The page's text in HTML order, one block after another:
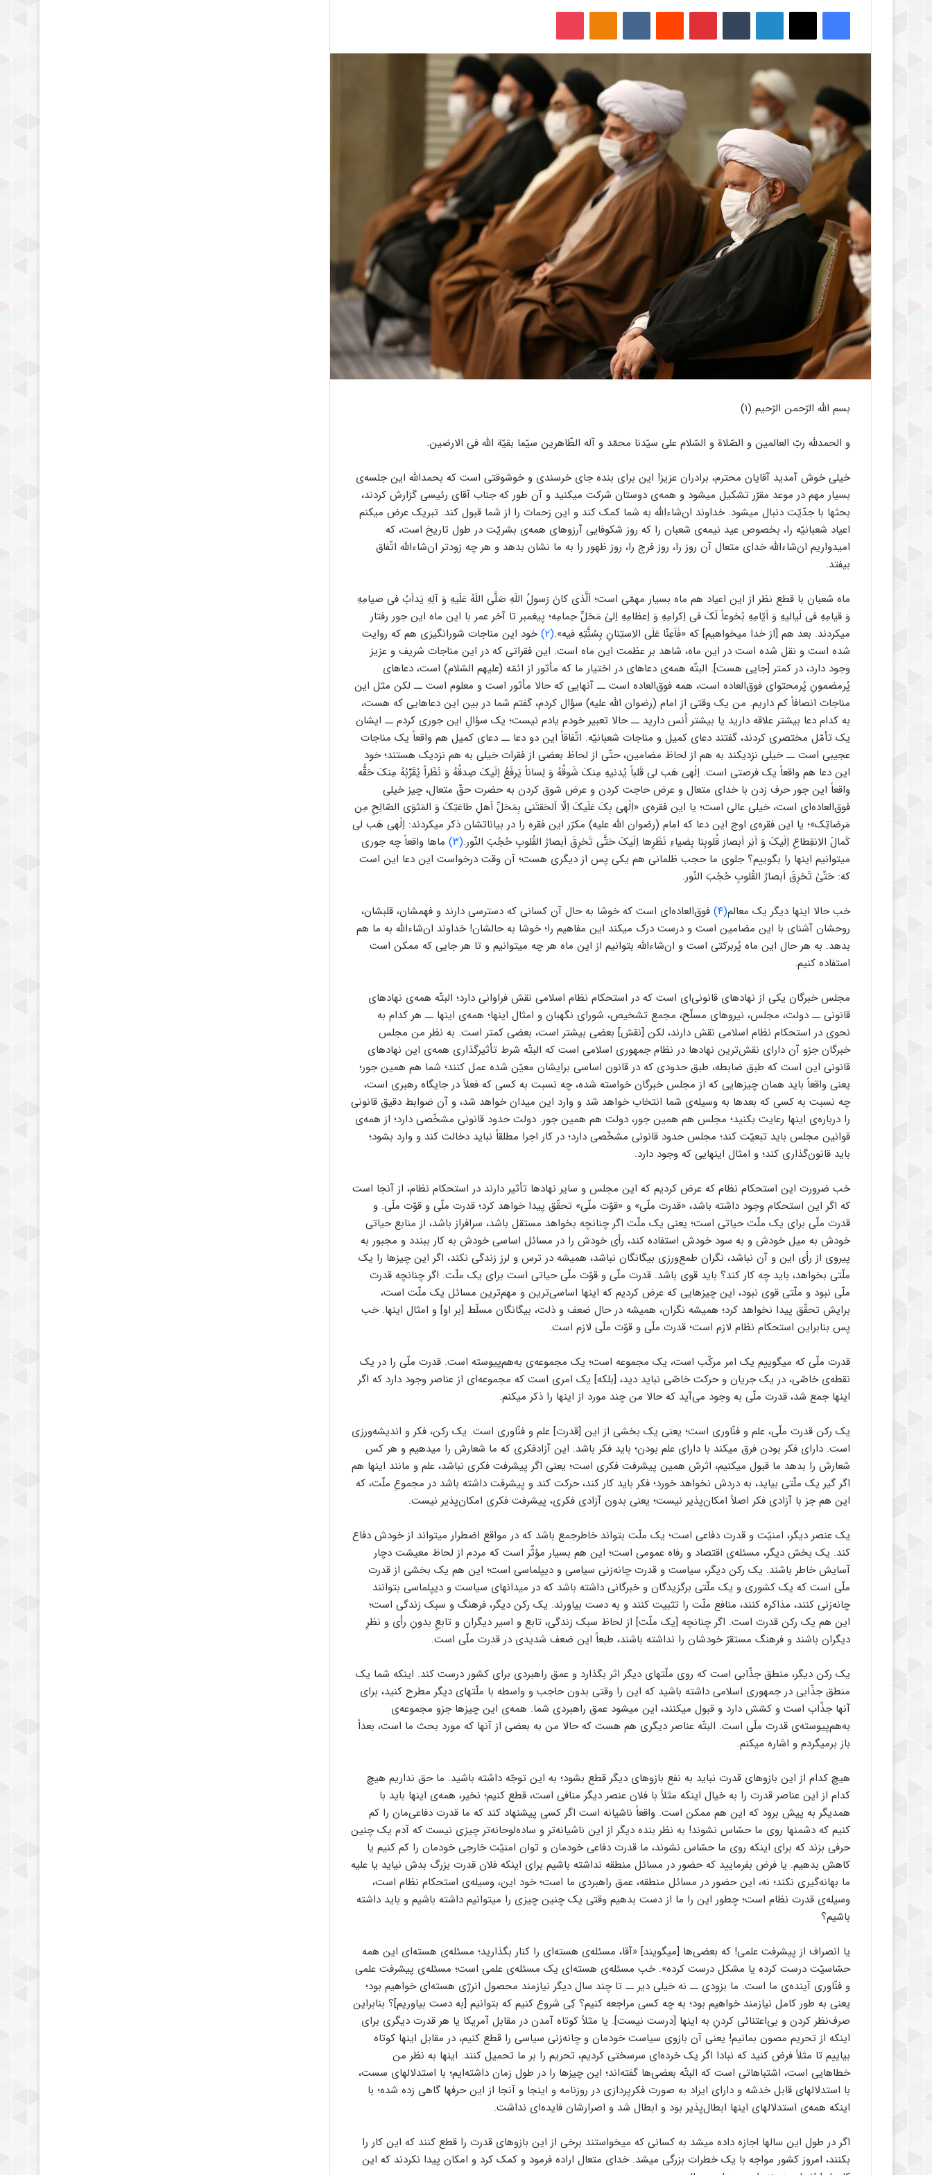
فیس بوک لینکدین ‫پین‌ترست ‫رددیت
بسم الله الرّحمن الرّحیم (۱)
و الحمدلله ربّ العالمین و الصّلاة و السّلام علی سیّدنا محمّد و آله الطّاهرین سیّما بقیّة الله فی الارضین.
خیلی خوش ‌آمدید آقایان محترم، برادران عزیز! این برای بنده جای خرسندی و خوشوقتی است که بحمدالله این جلسه‌ی
بسیار مهم در موعد مقرّر تشکیل میشود و همه‌ی دوستان شرکت میکنید و آن طور که جناب آقای رئیسی گزارش کردند،
بحثها با جدّیّت دنبال میشود. خداوند ان‌شاءالله به شما کمک کند و این زحمات را از شما قبول کند. تبریک عرض میکنم
اعیاد شعبانیّه را، بخصوص عید نیمه‌ی شعبان را که روز شکوفایی آرزوهای همه‌ی بشریّت در طول تاریخ است، که
امیدواریم ان‌شاءالله خدای متعال آن روز را، روز فرج را، روز ظهور را به ما نشان بدهد و هر چه زودتر ان‌شاءالله اتّفاق
بیفتد.
ماه شعبان با قطع نظر از این اعیاد هم ماه بسیار مهمّی است؛ اَلَّذى‌ کانَ رَسولُ اللَهِ صَلَّى اللَهُ عَلَیهِ وَ آلِهِ یَداَبُ فى‌ صیامِهِ‌
وَ قیامِهِ فى‌ لَیالیهِ وَ اَیّامِهِ بُخوعاً لَکَ فى‌ اِکرامِهِ وَ اِعظامِهِ اِلىٰ‌ مَحَلِّ‌ حِمامِه؛ پیغمبر تا آخر عمر با این ماه این‌ جور رفتار
میکردند. بعد هم [از خدا میخواهیم] که «فَاَعِنّا عَلَى الاِستِنانِ بِسُنَّتِهِ فیه».(۲)
خود این مناجات شورانگیزی هم که روایت
شده است و نقل شده است در این ماه، شاهد بر عظمت این ماه است. این فقراتی که در این مناجات شریف و عزیز
وجود دارد، در کمتر [جایی هست]. البتّه همه‌ی دعاهای در اختیار ما که مأثور از ائمّه (علیهم‌ السّلام) است، دعاهای
پُرمضمونِ پُرمحتوای فوق‌العاده است، همه فوق‌العاده است ــ آنهایی که حالا مأثور است و معلوم است ــ لکن مثل این
مناجات انصافاً کم داریم. من یک وقتی از امام (رضوان ‌الله ‌علیه) سؤال کردم، گفتم شما در بین این دعاهایی که هست،
به کدام دعا بیشتر علاقه دارید یا بیشتر اُنس دارید ــ حالا تعبیر خودم یادم نیست؛ یک سؤالِ این‌ جوری کردم ــ ایشان
یک تأمّل مختصری کردند، گفتند دعای کمیل و مناجات شعبانیّه. اتّفاقاً این دو دعا ــ ‌دعای کمیل هم واقعاً یک مناجات
عجیبی است ــ خیلی نزدیکند به هم از لحاظ مضامین، حتّی از لحاظ بعضی از فقرات خیلی به هم نزدیک هستند؛ خود
این دعا هم واقعاً یک فرصتی است. اِلٰهی هَب لی‌ قَلباً یُدنیهِ مِنکَ شَوقُهُ وَ لِساناً یَرفَعُ اِلَیکَ صِدقُهُ وَ نَظَراً یُقَرِّبُهُ مِنکَ حَقُّه.
واقعاً این ‌جور حرف زدن با خدای متعال و عرض حاجت کردن و عرض شوق کردن به حضرت حقّ متعال، چیز خیلی
فوق‌العاده‌ای است، خیلی عالی است؛ یا این فقره‌ی «اِلٰهی بِکَ عَلَیکَ اِلّا اَلحَقتَنى‌ بِمَحَلِّ اَهلِ طاعَتِکَ وَ المَثوَى الصّالِحِ مِن
مَرضاتِک»؛ یا این فقره‌ی اوج این دعا که امام (رضوان ‌الله‌ علیه) مکرّر این فقره را در بیاناتشان ذکر میکردند: اِلٰهى‌ هَب لى‌
کَمالَ الاِنقِطاعِ اِلَیکَ وَ اَنِر اَبصارَ قُلوبِنا بِضیاءِ نَظَرِها اِلَیکَ حَتَّى‌ تَخرِقَ اَبصارُ القُلوبِ حُجُبَ النّور.(۳)
ماها واقعاً چه جوری
میتوانیم اینها را بگوییم؟ جلوی ما حجب ظلمانی هم یکی پس از دیگری هست؛ آن وقت درخواست این دعا این است
که: حَتّىٰ‌ تَخرِقَ اَبصارُ القُلوبِ حُجُبَ النّور.
خب حالا اینها دیگر یک معالم(۴)
فوق‌العاده‌ای است که خوشا به حال آن کسانی که دسترسی دارند و فهمشان، قلبشان،
روحشان آشنای با این مضامین است و درست درک میکند این مفاهیم را؛ خوشا به حالشان! خداوند ان‌شاءالله به ما هم
بدهد. به ‌هر حال این ماه پُربرکتی است و ان‌شاءالله بتوانیم از این ماه هر چه میتوانیم و تا هر جایی که ممکن است
استفاده کنیم.
مجلس خبرگان یکی از نهادهای قانونی‌ای است که در استحکام نظام اسلامی نقش فراوانی دارد؛ البتّه همه‌ی نهادهای
قانونی ــ دولت، مجلس، نیروهای مسلّح، مجمع تشخیص، شورای نگهبان و امثال اینها؛ همه‌ی اینها ــ هر کدام به
نحوی در استحکام نظام اسلامی نقش دارند، لکن [نقش] بعضی بیشتر است، بعضی کمتر است. به نظر من مجلس
خبرگان جزو آن دارای نقش‌ترین نهادها در نظام جمهوری اسلامی است که البتّه شرط تأثیرگذاری همه‌ی این نهادهای
قانونی این است که طبق ضابطه، طبق حدودی که در قانون اساسی برایشان معیّن شده عمل کنند؛ شما هم همین‌ جور؛
یعنی واقعاً باید همان چیزهایی که از مجلس خبرگان خواسته شده، چه نسبت به کسی که فعلاً در جایگاه رهبری است،
چه نسبت به کسی که بعدها به وسیله‌ی شما انتخاب خواهد شد و وارد این میدان خواهد شد، و آن ضوابط دقیق قانونی
را درباره‌ی اینها رعایت بکنید؛ مجلس هم همین ‌جور، دولت هم همین ‌جور. دولت حدود قانونی مشخّصی دارد؛ از همه‌ی
قوانین مجلس باید تبعیّت کند؛ مجلس حدود قانونی مشخّصی دارد؛ در کار اجرا مطلقاً نباید دخالت کند و وارد بشود؛
باید قانون‌گذاری کند؛ و امثال اینهایی که وجود دارد.
خب ضرورت این استحکام نظام که عرض کردیم که این مجلس و سایر نهادها تأثیر دارند در استحکام نظام، از آنجا است
که اگر این استحکام وجود داشته باشد، «قدرت ملّی» و «قوّت ملّی» تحقّق پیدا خواهد کرد؛ قدرت ملّی و قوّت ملّی. و
قدرت ملّی برای یک ملّت حیاتی است؛ یعنی یک ملّت اگر چنانچه بخواهد مستقل باشد، سرافراز باشد، از منابع حیاتی
خودش به میل خودش و به سود خودش استفاده کند، رأی خودش را در مسائل اساسی خودش به کار ببندد و مجبور به
پیروی از رأی این و آن نباشد، نگران طمع‌ورزی بیگانگان نباشد، همیشه در ترس و لرز زندگی نکند، اگر این چیزها را یک
ملّتی بخواهد، باید چه کار کند؟ باید قوی باشد. قدرت ملّی و قوّت ملّی حیاتی است برای یک ملّت. اگر چنانچه قدرت
ملّی نبود و ملّتی قوی نبود، این چیزهایی که عرض کردیم که اینها اساسی‌ترین و مهم‌ترین مسائل یک ملّت است،
برایش تحقّق پیدا نخواهد کرد؛ همیشه نگران، همیشه در حال ضعف و ذلت، بیگانگان مسلّط [بر او] و امثال اینها. خب
پس بنابراین استحکام نظام لازم است؛ قدرت ملّی و قوّت ملّی لازم است.
قدرت ملّی که میگوییم یک امر مرکّب است، یک مجموعه است؛ یک مجموعه‌ی به‌هم‌پیوسته است. قدرت ملّی را در یک
نقطه‌ی خاصّی، در یک جریان و حرکت خاصّی نباید دید، [بلکه] یک امری است که مجموعه‌ای از عناصر وجود دارد که اگر
اینها جمع شد، قدرت ملّی به وجود می‌آید که حالا من چند مورد از اینها را ذکر میکنم.
یک رکن قدرت ملّی، علم و فنّاوری است؛ یعنی یک بخشی از این [قدرت] علم و فنّاوری است. یک رکن، فکر و اندیشه‌ورزی
است. دارای فکر بودن فرق میکند با دارای علم بودن؛ باید فکر باشد. این آزاد‌فکری که ما شعارش را میدهیم و هر کس
شعارش را بدهد ما قبول میکنیم، اثرش همین پیشرفت فکری است؛ یعنی اگر پیشرفت فکری نباشد، علم و مانند اینها هم
اگر گیر یک ملّتی بیاید، به دردش نخواهد خورد؛ فکر باید کار کند، حرکت کند و پیشرفت داشته باشد در مجموعِ ملّت، که
این هم جز با آزادی فکر اصلاً امکان‌پذیر نیست؛ یعنی بدون آزادی فکری، پیشرفت فکری امکان‌پذیر نیست.
یک عنصر دیگر، امنیّت و قدرت دفاعی است؛ یک ملّت بتواند خاطرجمع باشد که در مواقع اضطرار میتواند از خودش دفاع
کند. یک بخش دیگر، مسئله‌ی اقتصاد و رفاه عمومی است؛ این هم بسیار مؤثّر است که مردم از لحاظ معیشت دچار
آسایش خاطر باشند. یک رکن دیگر، سیاست و قدرت چانه‌زنی سیاسی و دیپلماسی است؛ این هم یک بخشی از قدرت
ملّی است که یک کشوری و یک ملّتی برگزیدگان و خبرگانی داشته باشد که در میدانهای سیاست و دیپلماسی بتوانند
چانه‌زنی کنند، مذاکره کنند، منافع ملّت را تثبیت کنند و به دست بیاورند. یک رکن دیگر، فرهنگ و سبک زندگی است؛
این هم یک رکن قدرت است. اگر چنانچه [یک ملّت] از لحاظ سبک زندگی، تابع و اسیر دیگران و تابعِ بدونِ رأی و نظرِ
دیگران باشند و فرهنگ مستقرّ خودشان را نداشته باشند، طبعاً این ضعف شدیدی در قدرت ملّی است.
یک رکن دیگر، منطق جذّابی است که روی ملّتهای دیگر اثر بگذارد و عمق راهبردی برای کشور درست کند. اینکه شما یک
منطق جذّابی در جمهوری اسلامی داشته باشید که این را وقتی بدون حاجب و واسطه با ملّتهای دیگر مطرح کنید، برای
آنها جذّاب است و کشش دارد و قبول میکنند، این میشود عمق راهبردی شما. همه‌ی این چیزها جزو مجموعه‌ی
به‌هم‌پیوسته‌ی قدرت ملّی است. البتّه عناصر دیگری هم هست که حالا من به بعضی از آنها که مورد بحث ما است، بعداً
باز برمیگردم و اشاره میکنم.
هیچ کدام از این بازوهای قدرت نباید به نفع بازوهای دیگر قطع بشود؛ به این توجّه داشته باشید. ما حق نداریم هیچ
کدام از این عناصر قدرت را به خیال اینکه مثلاً با فلان عنصر دیگر منافی است، قطع کنیم؛ نخیر، همه‌ی اینها باید با
همدیگر به پیش برود که این هم ممکن است. واقعاً ناشیانه است اگر کسی پیشنهاد کند که ما قدرت دفاعی‌مان را کم
کنیم که دشمنها روی ما حسّاس نشوند! به نظر بنده دیگر از این ناشیانه‌تر و ساده‌لوحانه‌تر چیزی نیست که آدم یک چنین
حرفی بزند که برای اینکه روی ما حسّاس نشوند، ما قدرت دفاعی خودمان و توان امنیّت خارجی خودمان را کم کنیم یا
کاهش بدهیم. یا فرض بفرمایید که حضور در مسائل منطقه نداشته باشیم برای اینکه فلان قدرت بزرگ بدش نیاید یا علیه
ما بهانه‌گیری نکند؛ نه، این حضور در مسائل منطقه، عمق راهبردی ما است؛ خود این، وسیله‌ی استحکام نظام است،
وسیله‌ی قدرت نظام است؛ چطور این را ما از دست بدهیم وقتی یک چنین چیزی را میتوانیم داشته باشیم و باید داشته
باشیم؟
یا انصراف از پیشرفت علمی! که بعضی‌ها [میگویند] «آقا، مسئله‌ی هسته‌ای را کنار بگذارید؛ مسئله‌ی هسته‌ای این همه
حسّاسیّت درست کرده یا مشکل درست کرده». خب مسئله‌ی هسته‌ای یک مسئله‌ی علمی است؛ مسئله‌ی پیشرفت علمی
و فنّاوری آینده‌ی ما است. ما بزودی ــ نه خیلی دیر ــ تا چند سال دیگر نیازمند محصول انرژی هسته‌ای خواهیم بود؛
یعنی به طور کامل نیازمند خواهیم بود؛ به چه کسی مراجعه کنیم؟ کِی شروع کنیم که بتوانیم [به دست بیاوریم]؟ بنابراین
صرف‌نظر کردن و بی‌اعتنائی کردنِ به اینها [درست نیست]. یا مثلاً کوتاه آمدن در مقابل آمریکا یا هر قدرت دیگری برای
اینکه از تحریم مصون بمانیم! یعنی آن بازوی سیاست خودمان و چانه‌زنی سیاسی را قطع کنیم، در مقابل اینها کوتاه
بیاییم تا مثلاً فرض کنید که نبادا اگر یک خرده‌ای سرسختی کردیم، تحریم را بر ما تحمیل کنند. اینها به نظر من
خطاهایی است، اشتباهاتی است که البتّه بعضی‌ها گفته‌اند؛ این چیزها را در طول زمان داشته‌ایم؛ با استدلالهای سست،
با استدلالهای قابل خدشه و دارای ایراد به ‌صورت فکرپردازی در روزنامه و اینجا و آنجا از این حرفها گاهی زده شده؛ با
اینکه همه‌ی استدلالهای اینها ابطال‌پذیر بود و ابطال شد و اصرارشان فایده‌ای نداشت.
اگر در طول این سالها اجازه داده میشد به کسانی که میخواستند برخی از این بازوهای قدرت را قطع کنند که این کار را
بکنند، امروز کشور مواجه با یک خطرات بزرگی میشد. خدای متعال اراده فرمود و کمک کرد و امکان پیدا نکردند که این